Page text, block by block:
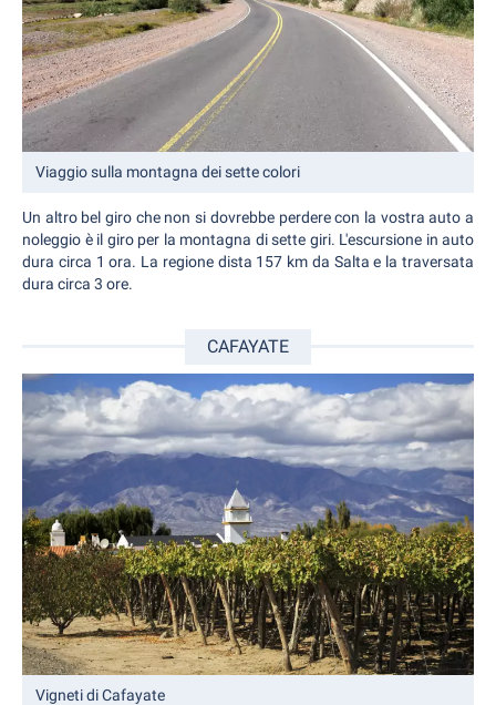
Viaggio sulla montagna dei sette colori
Un altro bel giro che non si dovrebbe perdere con la vostra auto a
noleggio è il giro per la montagna di sette giri. L'escursione in auto
dura circa 1 ora. La regione dista 157 km da Salta e la traversata
dura circa 3 ore.
CAFAYATE
Vigneti di Cafayate